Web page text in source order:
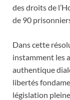
des droits de
de 90
Dans cette
instamment les
authentique
libertés
législation